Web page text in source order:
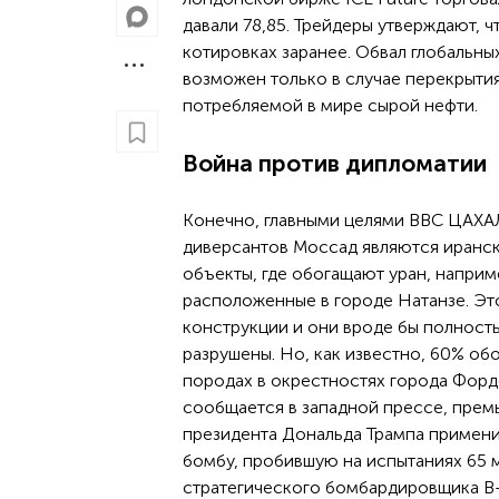
давали 78,85. Трейдеры утверждают,
котировках заранее. Обвал
возможен только в случае
потребляемой в мире сырой нефти.
Война против дипломатии
Конечно, главными целями ВВС
диверсантов Моссад являются
объекты, где обогащают уран,
расположенные в городе Натанзе.
конструкции и они вроде бы
разрушены. Но, как известно, 60%
породах в окрестностях города
сообщается в западной прессе,
президента Дональда Трампа
бомбу, пробившую на испытаниях 65
стратегического бомбардировщика